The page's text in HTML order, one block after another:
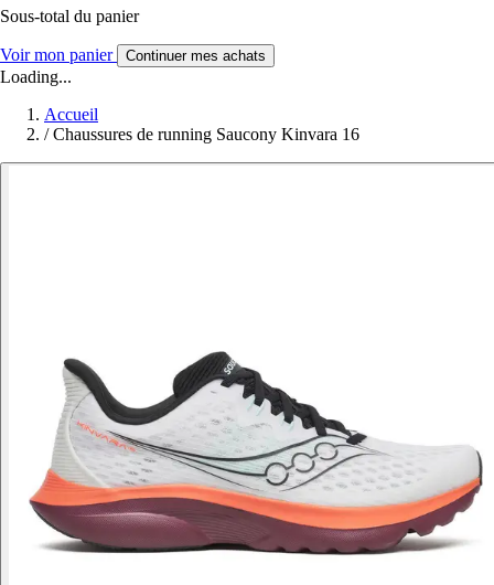
Sous-total du panier
Voir mon panier Continuer mes achats
Loading...
Accueil
/ Chaussures de running Saucony Kinvara 16